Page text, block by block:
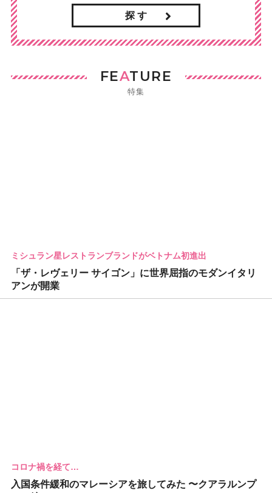
探 す
FEATURE
特集
ミシュラン星レストランブランドがベトナム初進出
「ザ・レヴェリー サイゴン」に世界屈指のモダンイタリ
アンが開業
コロナ禍を経て…
入国条件緩和のマレーシアを旅してみた 〜クアラルンプ